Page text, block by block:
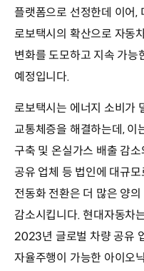
플랫폼으로 선정한데 이어,
로보택시의 확산으로 자동
변화를 도모하고 지속 가능
예정입니다.
로보택시는 에너지 소비가
교통체증을 해결하는데, 이
구축 및 온실가스 배출 감
공유 업체 등 법인에 대규
전동화 전환은 더 많은 양
감소시킵니다. 현대자동차
2023년 글로벌 차량 공유
자율주행이 가능한 아이오